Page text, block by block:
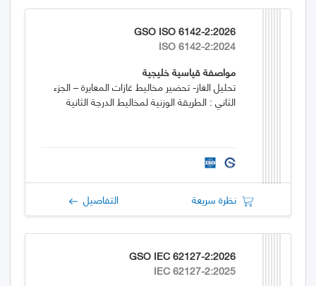
GSO ISO 6142-2:2026
ISO 6142-2:2024
مواصفة قياسية خليجية
تحليل الغاز- تحضير مخاليط غازات المعايرة – الجزء
الثاني : الطريقة الوزنية لمخاليط الدرجة الثانية
نظرة سريعة التفاصيل
GSO IEC 62127-2:2026
IEC 62127-2:2025